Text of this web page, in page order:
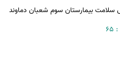
سلامت بیمارستان سوم شعبان دماوند
:‌